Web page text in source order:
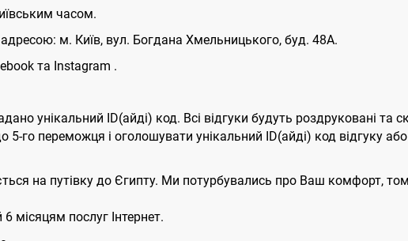
часом.
м. Київ, вул. Богдана Хмельницького, буд. 48А.
та Instagram .
унікальний ID(айді) код. Всі відгуки будуть роздруковані та
5-го переможця і оголошувати унікальний ID(айді) код відгуку
на путівку до Єгипту. Ми потурбувались про Ваш комфорт,
місяцям послуг Інтернет.